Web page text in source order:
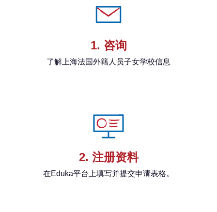
1. 咨询
了解上海法国外籍人员子女学校信息
2. 注册资料
在Eduka平台上填写并提交申请表格。